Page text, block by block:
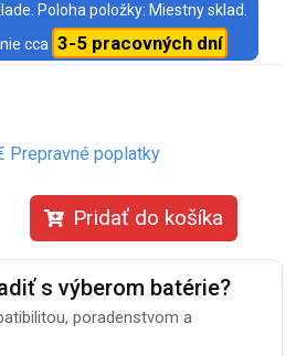
Poloha položky: Miestny sklad.
cca 3-5 pracovných dní
Prepravné poplatky
Pridať do košíka
s výberom batérie?
poradenstvom a